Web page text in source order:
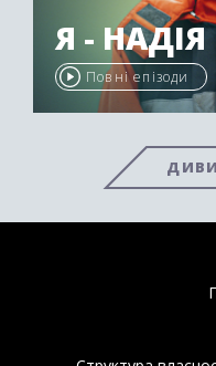
Я - НАДІЯ
Повні епізоди